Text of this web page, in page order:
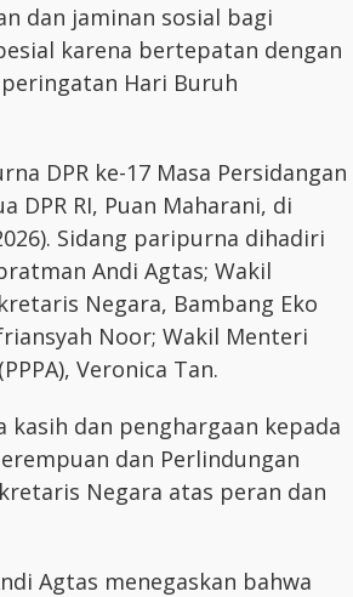
dan jaminan sosial bagi
karena bertepatan dengan
Hari Buruh
DPR ke-17 Masa Persidangan
DPR RI, Puan Maharani, di
Sidang paripurna dihadiri
Andi Agtas; Wakil
Negara, Bambang Eko
Noor; Wakil Menteri
Veronica Tan.
dan penghargaan kepada
dan Perlindungan
Negara atas peran dan
Agtas menegaskan bahwa